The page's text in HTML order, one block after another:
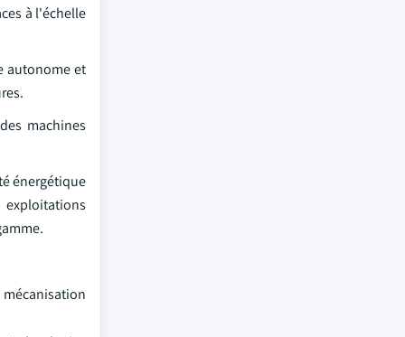
à l'échelle
autonome et
machines
énergétique